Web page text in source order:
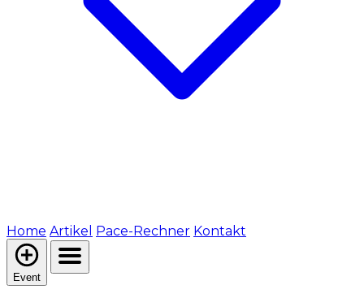
Home Artikel Pace-Rechner Kontakt
Event